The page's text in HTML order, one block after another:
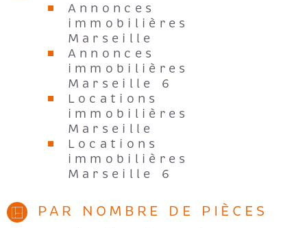
Annonces
immobilières
Marseille
Annonces
immobilières
Marseille 6
Locations
immobilières
Marseille
Locations
immobilières
Marseille 6
PAR NOMBRE DE PIÈCES